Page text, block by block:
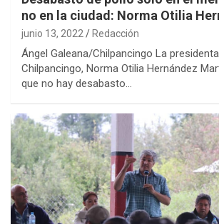
no en la ciudad: Norma Otilia
junio 13, 2022 Redacción
Ángel Galeana/Chilpancingo La
Chilpancingo, Norma Otilia Hernández
que no hay desabasto…